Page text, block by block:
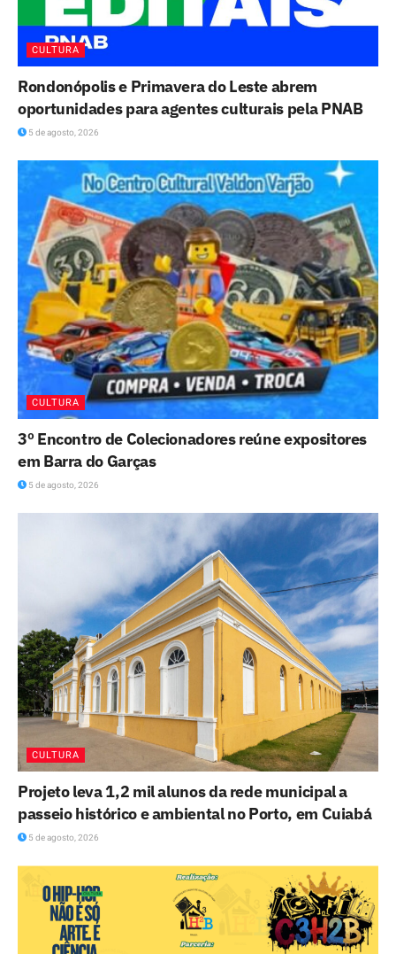
CULTURA
Rondonópolis e Primavera do Leste abrem
oportunidades para agentes culturais pela PNAB
5 de agosto, 2026
CULTURA
3º Encontro de Colecionadores reúne expositores
em Barra do Garças
5 de agosto, 2026
CULTURA
Projeto leva 1,2 mil alunos da rede municipal a
passeio histórico e ambiental no Porto, em Cuiabá
5 de agosto, 2026